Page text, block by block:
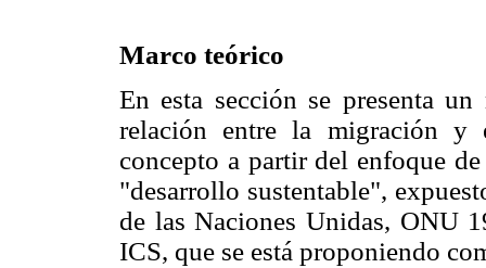
Marco teórico
En esta sección se presenta
relación entre la migración y
concepto a partir del enfoque
"desarrollo sustentable",
de las Naciones Unidas, ONU
ICS, que se está proponiendo